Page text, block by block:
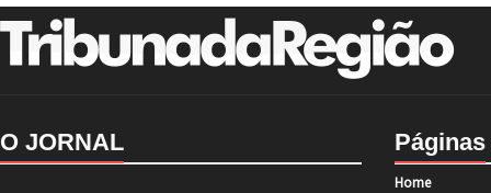
O JORNAL Páginas
Home